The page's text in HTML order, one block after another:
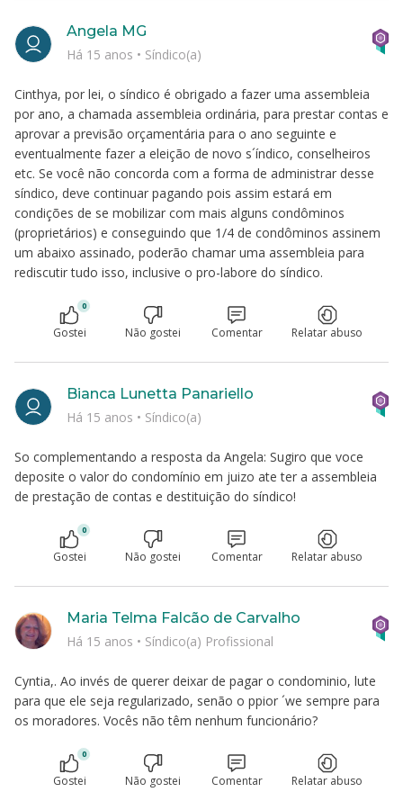
Cinthya, por lei, o síndico é obrigado a fazer uma assembleia
por ano, a chamada assembleia ordinária, para prestar contas e
aprovar a previsão orçamentária para o ano seguinte e
eventualmente fazer a eleição de novo s´índico, conselheiros
etc. Se você não concorda com a forma de administrar desse
síndico, deve continuar pagando pois assim estará em
condições de se mobilizar com mais alguns condôminos
(proprietários) e conseguindo que 1/4 de condôminos assinem
um abaixo assinado, poderão chamar uma assembleia para
rediscutir tudo isso, inclusive o pro-labore do síndico.
Angela MG
Há 15 anos • Síndico(a)
0
Gostei Não gostei Comentar Relatar abuso
So complementando a resposta da Angela: Sugiro que voce
deposite o valor do condomínio em juizo ate ter a assembleia
de prestação de contas e destituição do síndico!
Bianca Lunetta Panariello
Há 15 anos • Síndico(a)
0
Gostei Não gostei Comentar Relatar abuso
Cyntia,. Ao invés de querer deixar de pagar o condominio, lute
para que ele seja regularizado, senão o ppior ´we sempre para
os moradores. Vocês não têm nenhum funcionário?
Maria Telma Falcão de Carvalho
Há 15 anos • Síndico(a) Profissional
0
Gostei Não gostei Comentar Relatar abuso